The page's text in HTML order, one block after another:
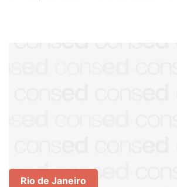
Rio de Janeiro